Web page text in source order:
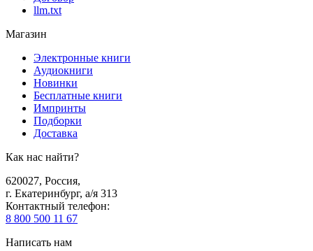
llm.txt
Магазин
Электронные книги
Аудиокниги
Новинки
Бесплатные книги
Импринты
Подборки
Доставка
Как нас найти?
620027, Россия,
г. Екатеринбург, а/я 313
Контактный телефон:
8 800 500 11 67
Написать нам